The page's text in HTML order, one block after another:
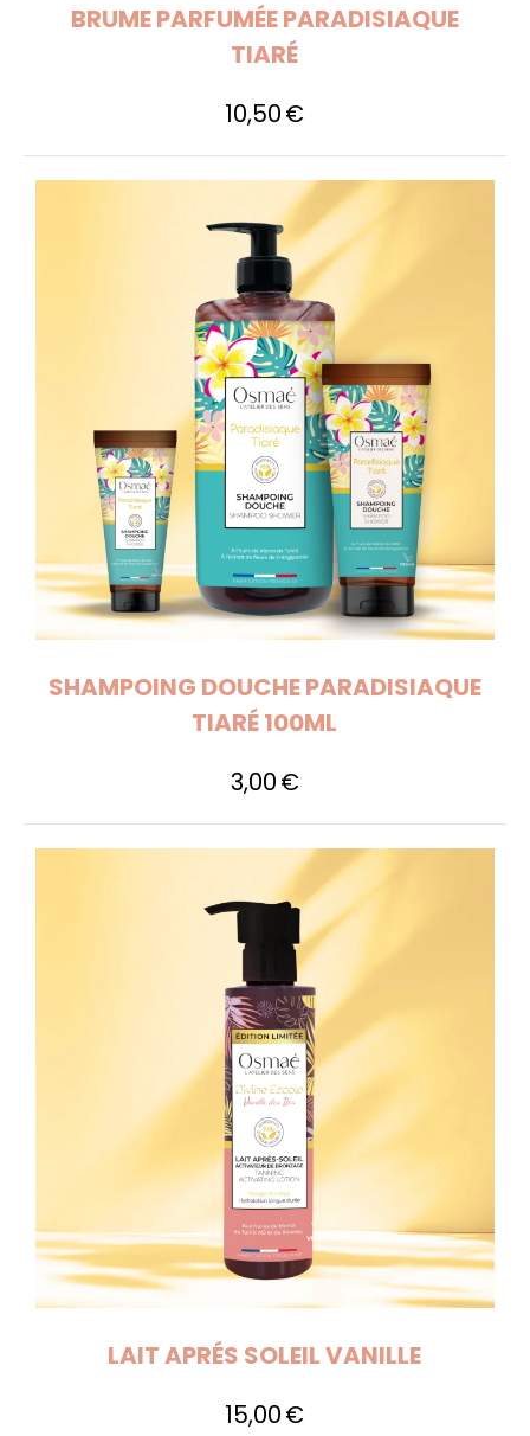
BRUME PARFUMÉE PARADISIAQUE
TIARÉ
10,50€
SHAMPOING DOUCHE PARADISIAQUE
TIARÉ 100ML
3,00€
LAIT APRÉS SOLEIL VANILLE
15,00€